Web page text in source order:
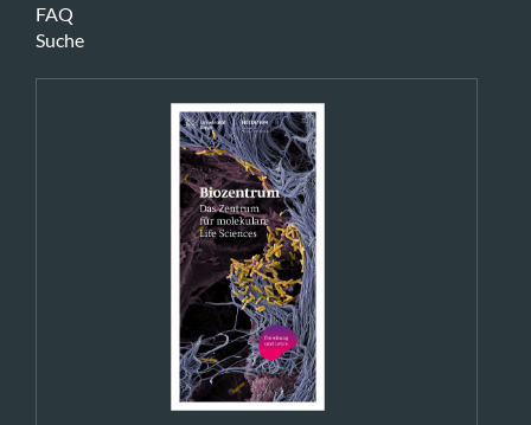
FAQ
Suche